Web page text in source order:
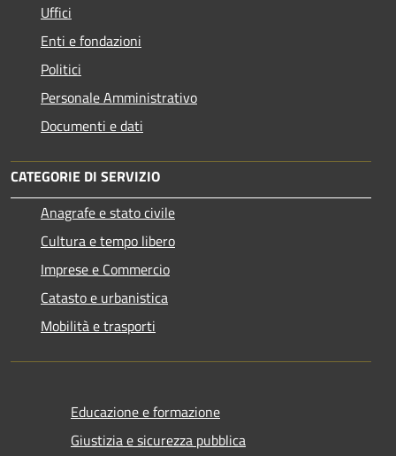
Uffici
Enti e fondazioni
Politici
Personale Amministrativo
Documenti e dati
CATEGORIE DI SERVIZIO
Anagrafe e stato civile
Cultura e tempo libero
Imprese e Commercio
Catasto e urbanistica
Mobilità e trasporti
Educazione e formazione
Giustizia e sicurezza pubblica